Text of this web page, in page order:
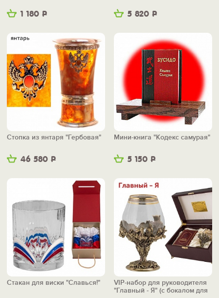
1 180 Р 5 820 Р
46 580 Р
Стопка из янтаря "Гербовая"
5 150 Р
Мини-книга "Кодекс самурая"
Стакан для виски "Славься!"
VIP-набор для руководителя
"Главный - Я" (с бокалом для